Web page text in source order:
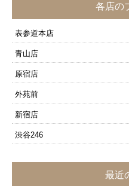
各店の
表参道本店
青山店
原宿店
外苑前
新宿店
渋谷246
最近